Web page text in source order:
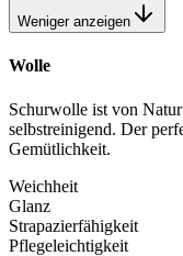
Weniger anzeigen
Wolle
Schurwolle ist von
selbstreinigend. Der
Gemütlichkeit.
Weichheit
Glanz
Strapazierfähigkeit
Pflegeleichtigkeit